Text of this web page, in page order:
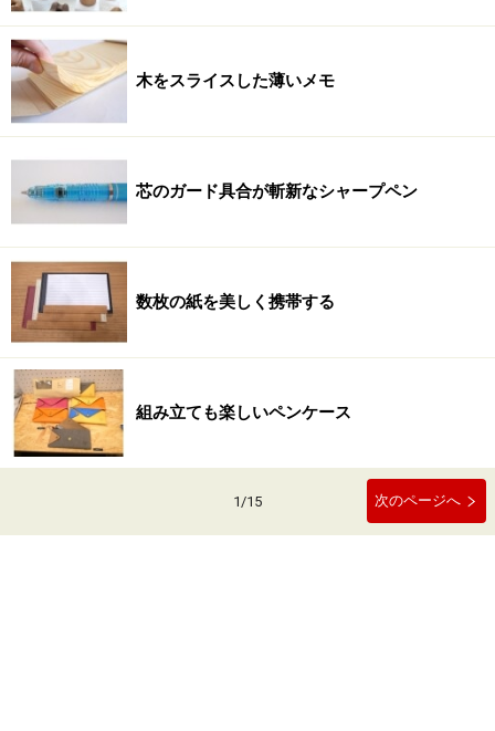
木をスライスした薄いメモ
芯のガード具合が斬新なシャープペン
数枚の紙を美しく携帯する
組み立ても楽しいペンケース
1/15 次のページへ